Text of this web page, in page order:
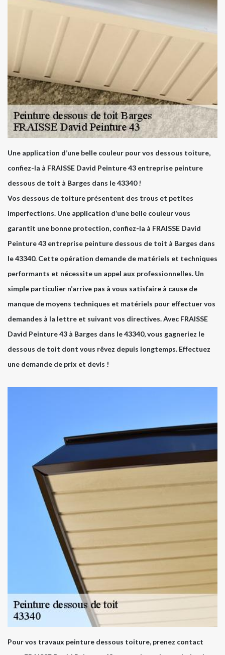
Une application d’une belle couleur pour vos dessous toiture,
confiez-la à FRAISSE David Peinture 43 entreprise peinture
dessous de toit à Barges dans le 43340 !
Vos dessous de toiture présentent des trous et petites
imperfections. Une application d’une belle couleur vous
garantit une bonne protection, confiez-la à FRAISSE David
Peinture 43 entreprise peinture dessous de toit à Barges dans
le 43340. Cette opération demande de matériels et techniques
performants et nécessite un appel aux professionnelles. Un
simple particulier n’arrive pas à vous satisfaire à cause de
manque de moyens techniques et matériels pour effectuer vos
demandes à la lettre et suivant vos directives. Avec FRAISSE
David Peinture 43 à Barges dans le 43340, vous gagneriez le
dessous de toit dont vous rêvez depuis longtemps. Effectuez
une demande de prix et devis !
Pour vos travaux peinture dessous toiture, prenez contact